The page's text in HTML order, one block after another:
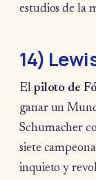
estudios de la
14)
El piloto de
ganar un
Schumacher
siete
inquieto y